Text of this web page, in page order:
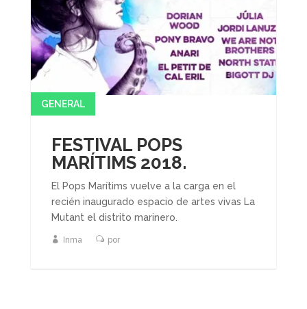
FESTIVAL POPS
MARÍTIMS 2018.
GENERAL
El Pops Marítims vuelve a la carga en el
recién inaugurado espacio de artes vivas La
Mutant el distrito marinero.
Inma por